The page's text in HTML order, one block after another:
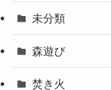
未分類
森遊び
焚き火